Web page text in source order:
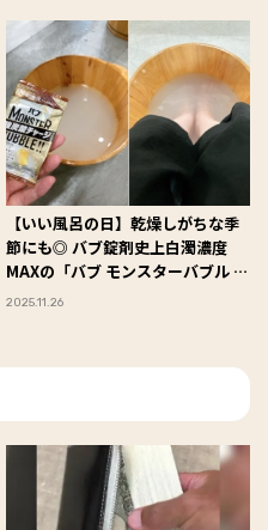
【いい風呂の日】乾燥しがちな季
節にも◎ バブ錠剤史上白濁濃度
MAXの「バブ モンスターバブル よ
くばりミルキー」で贅沢バスタイ
2025.11.26